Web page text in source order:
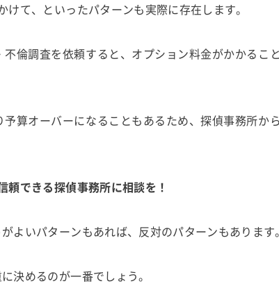
て、といったパターンも実際に存在します。
倫調査を依頼すると、オプション料金がかかるこ
算オーバーになることもあるため、探偵事務所か
できる探偵事務所に相談を！
よいパターンもあれば、反対のパターンもあります。
決めるのが一番でしょう。